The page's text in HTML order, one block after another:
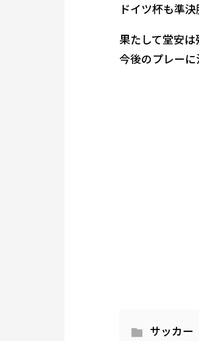
ドイツ杯も準
果たして堂安
今後のプレーに
サッカー